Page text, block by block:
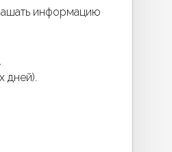
информацию
дней).